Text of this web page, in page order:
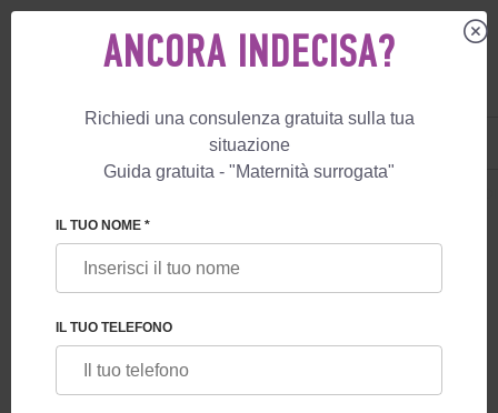
MODIFICHE STORICHE ALLE LEGGI DI
MATERNITÀ SURROGATA IN ISRAELE
ANCORA INDECISA?
Richiedi una consulenza gratuita sulla tua
situazione
Guida gratuita - "Maternità surrogata"
IL TUO NOME *
IL TUO TELEFONO